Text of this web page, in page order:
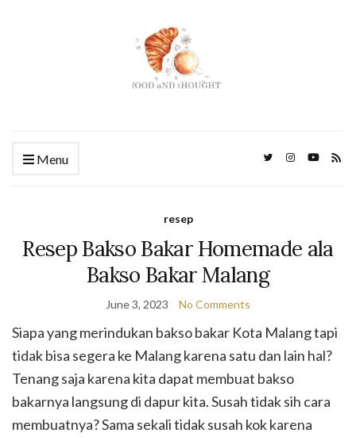
Menu
resep
Resep Bakso Bakar Homemade ala
Bakso Bakar Malang
June 3, 2023 No Comments
Siapa yang merindukan bakso bakar Kota Malang tapi
tidak bisa segera ke Malang karena satu dan lain hal?
Tenang saja karena kita dapat membuat bakso
bakarnya langsung di dapur kita. Susah tidak sih cara
membuatnya? Sama sekali tidak susah kok karena